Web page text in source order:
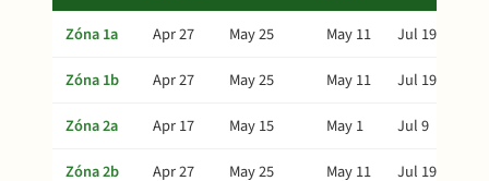
Zóna 1a Apr 27 May 25 May 11
Jul 19
Zóna 1b
Apr 27 May 25 May 11
Jul 19
Zóna 2a
Apr 17 May 15 May 1
Jul 9
Zóna 2b
Apr 27 May 25 May 11
Jul 19